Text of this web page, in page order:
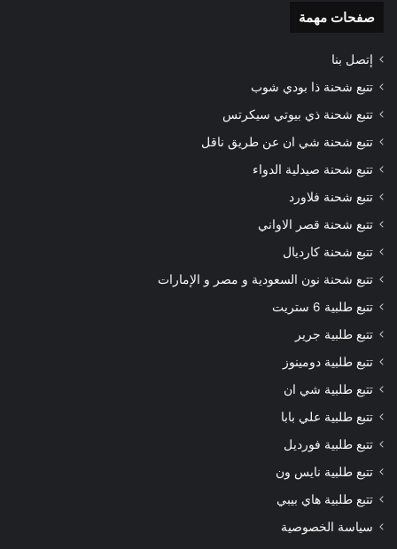
صفحات مهمة
إتصل بنا
تتبع شحنة ذا بودي شوب
تتبع شحنة ذي بيوتي سيكرتس
تتبع شحنة شي ان عن طريق ناقل
تتبع شحنة صيدلية الدواء
تتبع شحنة فلاورد
تتبع شحنة قصر الاواني
تتبع شحنة كارديال
تتبع شحنة نون السعودية و مصر و الإمارات
تتبع طلبية 6 ستريت
تتبع طلبية جرير
تتبع طلبية دومينوز
تتبع طلبية شي ان
تتبع طلبية علي بابا
تتبع طلبية فورديل
تتبع طلبية نايس ون
تتبع طلبية هاي بيبي
سياسة الخصوصية